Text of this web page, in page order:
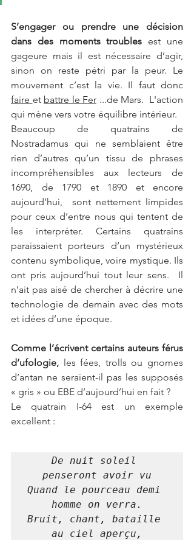
S’engager ou prendre une décision
dans des moments troubles est une
gageure mais il est nécessaire d’agir,
sinon on reste pétri par la peur. Le
faire et battre le Fer ...de Mars.  L'action
qui mène vers votre équilibre intérieur.
Beaucoup de quatrains de
Nostradamus qui ne semblaient être
rien d’autres qu’un tissu de phrases
incompréhensibles aux lecteurs de
1690, de 1790 et 1890 et encore
aujourd’hui,  sont nettement limpides
pour ceux d’entre nous qui tentent de
les interpréter. Certains quatrains
paraissaient porteurs d’un mystérieux
contenu symbolique, voire mystique. Ils
ont pris aujourd’hui tout leur sens.  Il
n’ait pas aisé de chercher à décrire une
technologie de demain avec des mots
et idées d’une époque.
Comme l’écrivent certains auteurs férus
d’ufologie, les fées, trolls ou gnomes
d’antan ne seraient-il pas les supposés
« gris » ou EBE d’aujourd’hui en fait ?
Le quatrain I-64 est un exemple
excellent :
De nuit soleil
penseront avoir vu
Quand le pourceau demi
homme on verra.
Bruit, chant, bataille
au ciel aperçu,